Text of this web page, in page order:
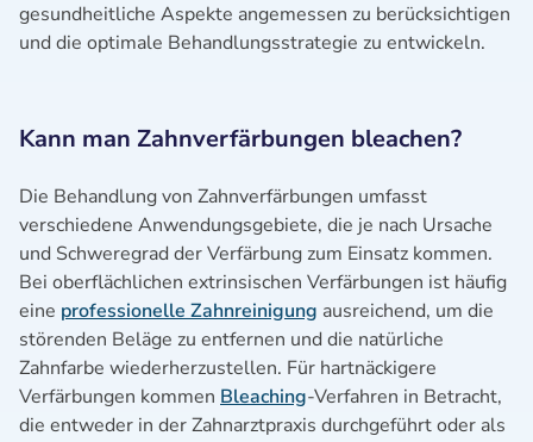
gesundheitliche Aspekte angemessen zu berücksichtigen
und die optimale Behandlungsstrategie zu entwickeln.
Kann man Zahnverfärbungen bleachen?
Die Behandlung von Zahnverfärbungen umfasst
verschiedene Anwendungsgebiete, die je nach Ursache
und Schweregrad der Verfärbung zum Einsatz kommen.
Bei oberflächlichen extrinsischen Verfärbungen ist häufig
eine professionelle Zahnreinigung ausreichend, um die
störenden Beläge zu entfernen und die natürliche
Zahnfarbe wiederherzustellen. Für hartnäckigere
Verfärbungen kommen Bleaching-Verfahren in Betracht,
die entweder in der Zahnarztpraxis durchgeführt oder als